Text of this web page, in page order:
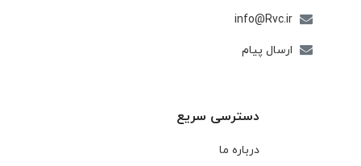
info@Rvc.ir
ارسال پیام
دسترسی سریع
درباره ما